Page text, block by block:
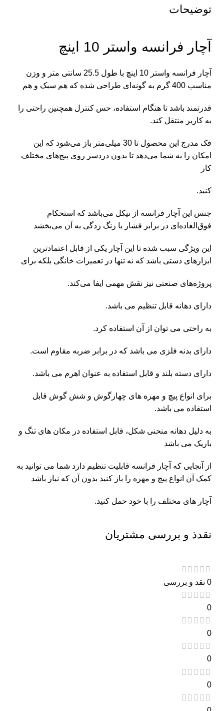
توضیحات
آچار فرانسه واستر 10 اینچ
آچار
فرانسه واستر 10 اینچ با طول 25.5 سانتی متر و وزن
مناسب 400 گرم به گونه‌ای طراحی شده که هم سبک و هم
قدرتمند باشد تا هنگام استفاده، حس کنترل همچنین راحتی را
به کاربر منتقل کند.
فک مدرج این محصول تا 30 میلی‌متر باز می‌شود که این
امکان را به شما می‌دهد تا بدون دردسر روی پیچ‌های مختلف
کار
کنید.
جنس این آچار فرانسه از نیکل می‌باشد که استحکام
فوق‌العاده‌ای در برابر فشار یا زنگ‌ زدگی به ‌آن می‌بخشد
این ویژگی سبب شده تا این آچار یکی از قابل اعتماد‌ترین
ابزارهای دستی باشد که نه تنها در تعمیرات خانگی بلکه برای
پروژه‌های صنعتی نیز نقش مهمی ایفا می‌کند.
دارای دهانه قابل تنظیم می باشد.
به راحتی می توان از آن استفاده کرد.
دارای بدنه فلزی می باشد که در برابر ضربه مقاوم است.
دارای دسته بلند و قابل استفاده به عنوان اهرم می باشد.
برای انواع پیچ و مهره های چهارگوش و شش گوش قابل
استفاده می باشد.
به دلیل دهانه منحنی شکل، قابل استفاده در مکان های تنگ و
باریک می باشد
از آنجایی که آچار فرانسه قابلیت تنظیم دارد شما می توانید به
کمک آن انواع پیچ و مهره را باز کنید بدون آن که نیاز باشد
آچار های مختلف را با خود حمل کنید.
نقدذ و بررسی مشتریان
0 نقد و بررسی
0
0
0
0